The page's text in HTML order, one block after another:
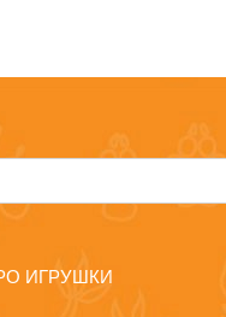
ИГРУШКИ